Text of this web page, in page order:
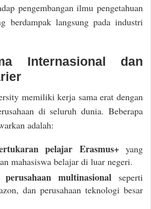
pengembangan ilmu pengetahuan
berdampak langsung pada industri
Internasional dan
memiliki kerja sama erat dengan
di seluruh dunia. Beberapa
adalah:
pelajar Erasmus+yang
mahasiswa belajar di luar negeri.
multinasional seperti
dan perusahaan teknologi besar